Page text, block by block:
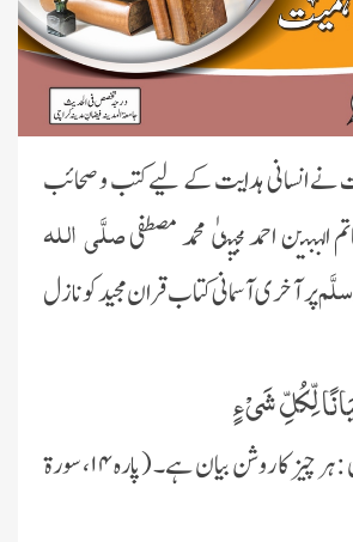
انسانی ہدایت کے لیے کتب و صحائب
النبین احمد مجتبیٰ محمد مصطفیصلَّی اللہ
پر آخری آسمانی کتاب قران مجید کو نازل
لِّكُلِّ شَیْءٍ
:ہر چیز کا روشن بیان ہے
۔ (پارہ ۱۴، سورة